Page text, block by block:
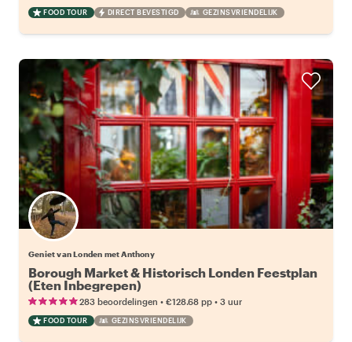
FOOD TOUR DIRECT BEVESTIGD GEZINSVRIENDELIJK
Geniet van Londen met Anthony
Borough Market & Historisch Londen Feestplan
(Eten Inbegrepen)
283 beoordelingen • €128.68 pp • 3 uur
FOOD TOUR GEZINSVRIENDELIJK